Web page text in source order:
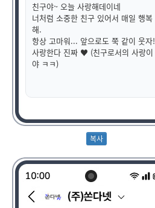
친구야~ 오늘 사랑해데이네
너처럼 소중한 친구 있어서 매일 행복
해.
항상 고마워... 앞으로도 쭉 같이 웃자!
사랑한다 진짜 ♥ (친구로서의 사랑이
야 ㅋㅋ)